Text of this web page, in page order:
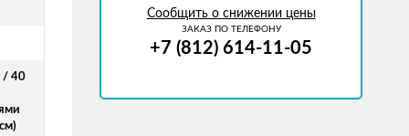
/ 40
Сообщить о снижении цены
ЗАКАЗ ПО ТЕЛЕФОНУ
+7 (812) 614-11-05